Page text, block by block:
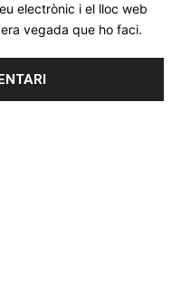
electrònic i el lloc web
vegada que ho faci.